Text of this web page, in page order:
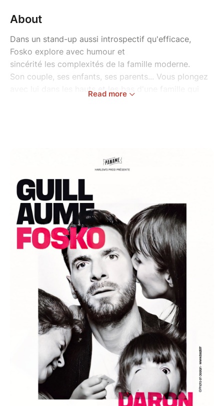
About
Dans un stand-up aussi introspectif qu'efficace,
Fosko explore avec humour et
sincérité les complexités de la famille moderne.
Son couple, ses enfants, ses parents... Vous plongez
avec lui dans les hauts et les bas d'une famille qui
Oscar Vu à la TV sur Canal+, France2, & NRJ12
Chroniqueur radio
Vidéos cumulant des millions de vues sur les réseaux
Ouverture des portes 19h30
Début 20h30
Read more